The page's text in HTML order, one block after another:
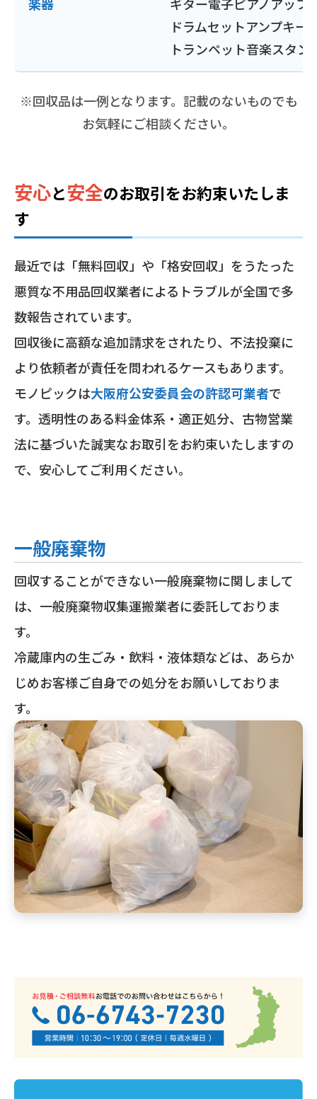
ドラムセットアンプキー
トランペット音楽スタン
※回収品は一例となります。記載のないものでも
お気軽にご相談ください。
安心と安全のお取引をお約束いたしま
す
最近では「無料回収」や「格安回収」をうたった
悪質な不用品回収業者によるトラブルが全国で多
数報告されています。
回収後に高額な追加請求をされたり、不法投棄に
より依頼者が責任を問われるケースもあります。
モノピックは大阪府公安委員会の許認可業者で
す。透明性のある料金体系・適正処分、古物営業
法に基づいた誠実なお取引をお約束いたしますの
で、安心してご利用ください。
一般廃棄物
回収することができない一般廃棄物に関しまして
は、一般廃棄物収集運搬業者に委託しておりま
す。
冷蔵庫内の生ごみ・飲料・液体類などは、あらか
じめお客様ご自身での処分をお願いしておりま
す。